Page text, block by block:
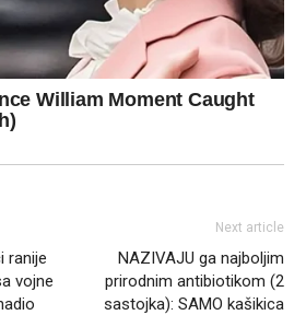
ranije
vojne
Next article
NAZIVAJU ga najboljim
prirodnim antibiotikom (2
sastojka): SAMO kašikica